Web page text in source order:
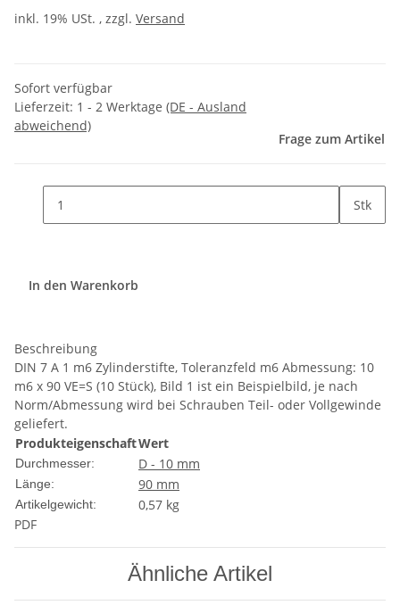
inkl. 19% USt. , zzgl. Versand
Sofort verfügbar
Lieferzeit: 1 - 2 Werktage (DE - Ausland
abweichend)
Frage zum Artikel
Stk
In den Warenkorb
Beschreibung
DIN 7 A 1 m6 Zylinderstifte, Toleranzfeld m6 Abmessung: 10
m6 x 90 VE=S (10 Stück), Bild 1 ist ein Beispielbild, je nach
Norm/Abmessung wird bei Schrauben Teil- oder Vollgewinde
geliefert.
ProdukteigenschaftWert
Durchmesser: D - 10 mm
Länge: 90 mm
Artikelgewicht: 0,57 kg
PDF
Ähnliche Artikel